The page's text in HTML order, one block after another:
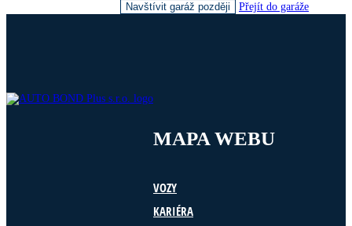
Navštívit garáž později Přejít do garáže
MAPA WEBU
VOZY
KARIÉRA